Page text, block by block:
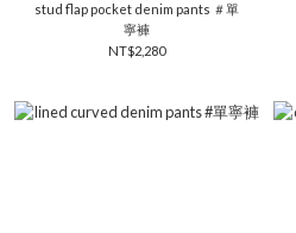
stud flap pocket denim pants ＃單
寧褲
NT$2,280